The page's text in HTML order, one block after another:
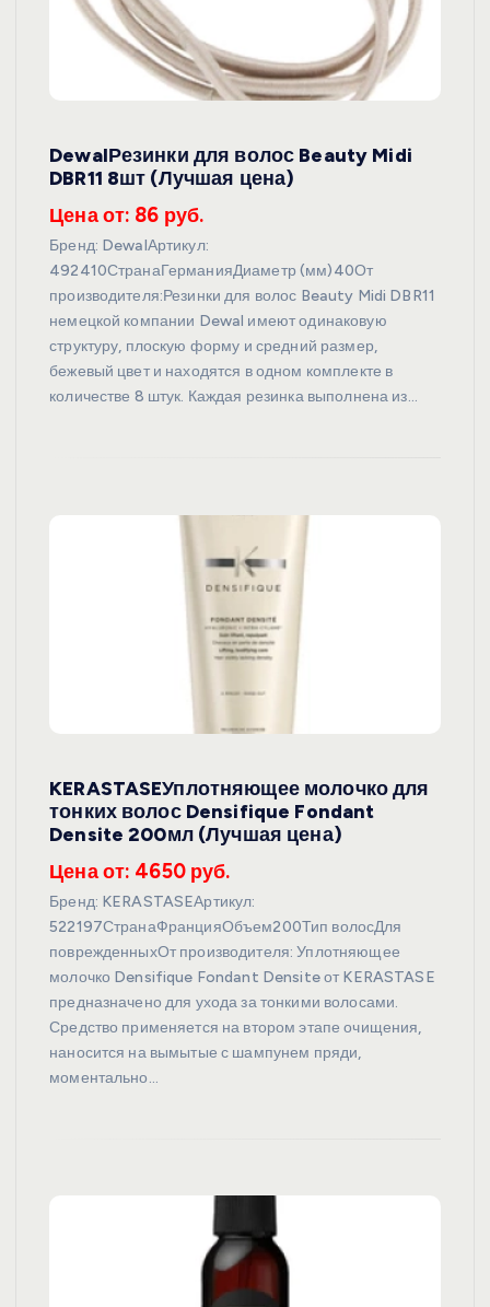
DewalРезинки для волос Beauty Midi
DBR11 8шт (Лучшая цена)
Цена от: 86 руб.
Бренд: DewalАртикул:
492410СтранаГерманияДиаметр (мм)40От
производителя:Резинки для волос Beauty Midi DBR11
немецкой компании Dewal имеют одинаковую
структуру, плоскую форму и средний размер,
бежевый цвет и находятся в одном комплекте в
количестве 8 штук. Каждая резинка выполнена из…
KERASTASEУплотняющее молочко для
тонких волос Densifique Fondant
Densite 200мл (Лучшая цена)
Цена от: 4650 руб.
Бренд: KERASTASEАртикул:
522197СтранаФранцияОбъем200Тип волосДля
поврежденныхОт производителя: Уплотняющее
молочко Densifique Fondant Densite от KERASTASE
предназначено для ухода за тонкими волосами.
Средство применяется на втором этапе очищения,
наносится на вымытые с шампунем пряди,
моментально…